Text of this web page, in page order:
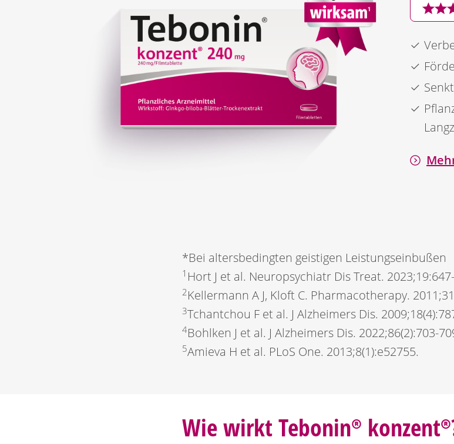
*Bei altersbedingten geistigen Leistungseinbußen
1 Hort J et al. Neuropsychiatr Dis Treat.
2 Kellermann A J, Kloft C. Pharmacotherapy.
3Tchantchou F et al. J Alzheimers Dis.
4Bohlken J et al. J Alzheimers Dis. 2022;86(2):703-
5Amieva H et al. PLoS One. 2013;8(1):e52755.
Wie wirktTebonin® konzent®